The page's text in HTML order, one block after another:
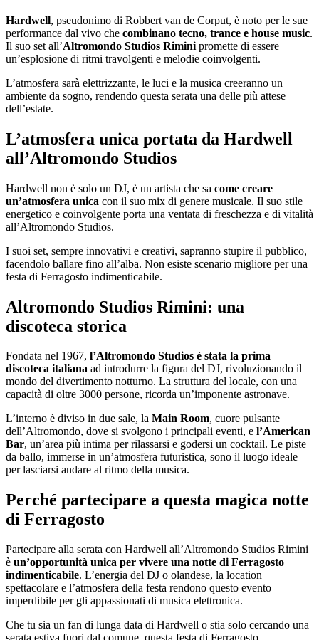
Hardwell, pseudonimo di Robbert van de Corput, è noto per le sue
performance dal vivo che combinano tecno, trance e house music.
Il suo set all’Altromondo Studios Rimini promette di essere
un’esplosione di ritmi travolgenti e melodie coinvolgenti.
L’atmosfera sarà elettrizzante, le luci e la musica creeranno un
ambiente da sogno, rendendo questa serata una delle più attese
dell’estate.
L’atmosfera unica portata da Hardwell
all’Altromondo Studios
Hardwell non è solo un DJ, è un artista che sa come creare
un’atmosfera unica con il suo mix di genere musicale. Il suo stile
energetico e coinvolgente porta una ventata di freschezza e di vitalità
all’Altromondo Studios.
I suoi set, sempre innovativi e creativi, sapranno stupire il pubblico,
facendolo ballare fino all’alba. Non esiste scenario migliore per una
festa di Ferragosto indimenticabile.
Altromondo Studios Rimini: una
discoteca storica
Fondata nel 1967, l’Altromondo Studios è stata la prima
discoteca italiana ad introdurre la figura del DJ, rivoluzionando il
mondo del divertimento notturno. La struttura del locale, con una
capacità di oltre 3000 persone, ricorda un’imponente astronave.
L’interno è diviso in due sale, la Main Room, cuore pulsante
dell’Altromondo, dove si svolgono i principali eventi, e l’American
Bar, un’area più intima per rilassarsi e godersi un cocktail. Le piste
da ballo, immerse in un’atmosfera futuristica, sono il luogo ideale
per lasciarsi andare al ritmo della musica.
Perché partecipare a questa magica notte
di Ferragosto
Partecipare alla serata con Hardwell all’Altromondo Studios Rimini
è un’opportunità unica per vivere una notte di Ferragosto
indimenticabile. L’energia del DJ o olandese, la location
spettacolare e l’atmosfera della festa rendono questo evento
imperdibile per gli appassionati di musica elettronica.
Che tu sia un fan di lunga data di Hardwell o stia solo cercando una